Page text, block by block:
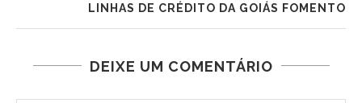
LINHAS DE CRÉDITO DA GOIÁS FOMENTO
DEIXE UM COMENTÁRIO